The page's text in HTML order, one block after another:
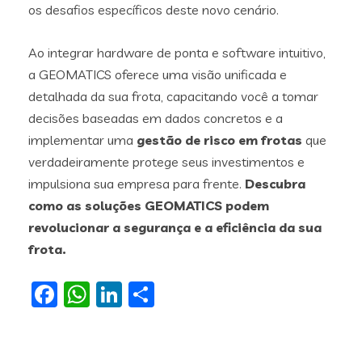
os desafios específicos deste novo cenário.
Ao integrar hardware de ponta e software intuitivo,
a GEOMATICS oferece uma visão unificada e
detalhada da sua frota, capacitando você a tomar
decisões baseadas em dados concretos e a
implementar uma gestão de risco em frotas que
verdadeiramente protege seus investimentos e
impulsiona sua empresa para frente. Descubra
como as soluções GEOMATICS podem
revolucionar a segurança e a eficiência da sua
frota.
Facebook
WhatsApp
LinkedIn